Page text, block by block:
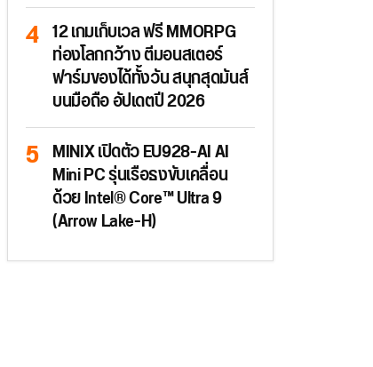
12 เกมเก็บเวล ฟรี MMORPG
ท่องโลกกว้าง ตีมอนสเตอร์
ฟาร์มของได้ทั้งวัน สนุกสุดมันส์
บนมือถือ อัปเดตปี 2026
MINIX เปิดตัว EU928-AI AI
Mini PC รุ่นเรือธงขับเคลื่อน
ด้วย Intel® Core™ Ultra 9
(Arrow Lake-H)